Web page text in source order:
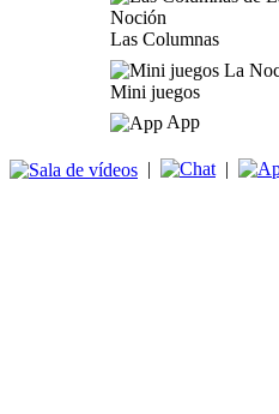
Las Columnas
Mini juegos
App
| |